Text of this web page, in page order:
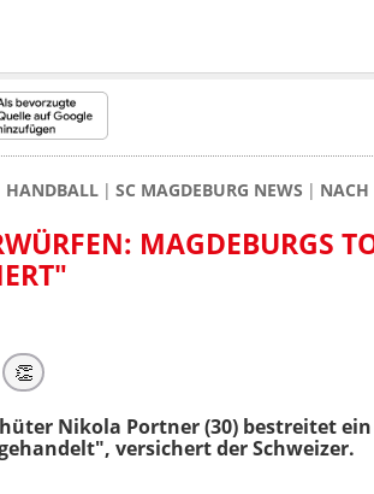
HANDBALL SC MAGDEBURG NEWS NACH
MAGDEBURGS
👏
Nikola Portner (30) bestreitet ein
versichert der Schweizer.